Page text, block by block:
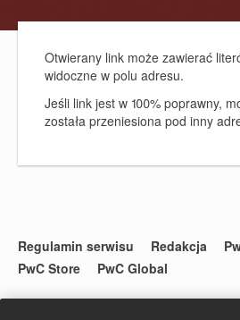
Otwierany link może zawierać
widoczne w polu adresu.
Jeśli link jest w 100% poprawny,
została przeniesiona pod inny
Regulamin serwisu Redakcja
PwC Store
PwC Global